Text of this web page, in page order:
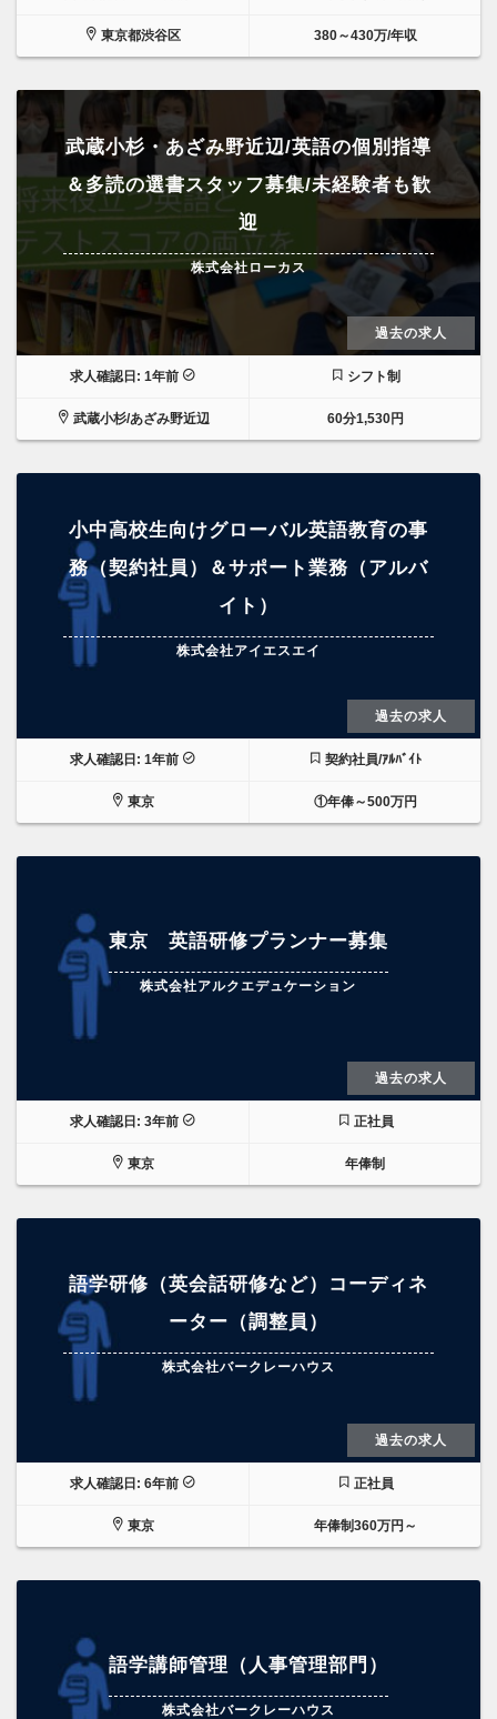
東京都渋谷区 380～430万/年収
武蔵小杉・あざみ野近辺/英語の個別指導
＆多読の選書スタッフ募集/未経験者も歓
迎
株式会社ローカス
過去の求人
求人確認日: 1年前 シフト制
武蔵小杉/あざみ野近辺 60分1,530円
小中高校生向けグローバル英語教育の事
務（契約社員）＆サポート業務（アルバ
イト）
株式会社アイエスエイ
過去の求人
求人確認日: 1年前 契約社員/ｱﾙﾊﾞｲﾄ
東京 ①年俸～500万円
東京 英語研修プランナー募集
株式会社アルクエデュケーション
過去の求人
求人確認日: 3年前 正社員
東京 年俸制
語学研修（英会話研修など）コーディネ
ーター（調整員）
株式会社バークレーハウス
過去の求人
求人確認日: 6年前 正社員
東京 年俸制360万円～
語学講師管理（人事管理部門）
株式会社バークレーハウス